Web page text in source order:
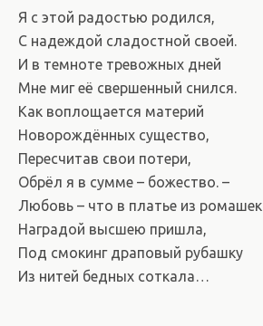
Я с этой радостью родился,
С надеждой сладостной своей.
И в темноте тревожных дней
Мне миг её свершенный снился.
Как воплощается материй
Новорождённых существо,
Пересчитав свои потери,
Обрёл я в сумме – божество. –
Любовь – что в платье из ромашек
Наградой высшею пришла,
Под смокинг драповый рубашку
Из нитей бедных соткала…